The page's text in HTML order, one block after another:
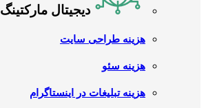
دیجیتال مارکتینگ
هزینه طراحی سایت
هزینه سئو
هزینه تبلیغات در اینستاگرام